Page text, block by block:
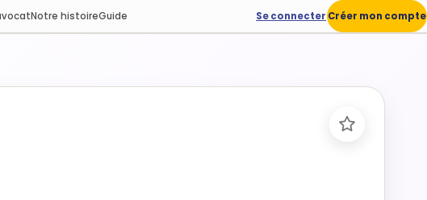
Notre histoireGuide Se connecter Créer mon compte